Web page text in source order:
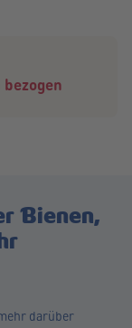
Bienen,
darüber